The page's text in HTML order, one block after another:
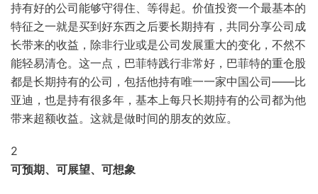
持有好的公司能够守得住、等得起。价值投资一个最基本的
特征之一就是买到好东西之后要长期持有，共同分享公司成
长带来的收益，除非行业或是公司发展重大的变化，不然不
能轻易清仓。这一点，巴菲特践行非常好，巴菲特的重仓股
都是长期持有的公司，包括他持有唯一一家中国公司——比
亚迪，也是持有很多年，基本上每只长期持有的公司都为他
带来超额收益。这就是做时间的朋友的效应。
2
可预期、可展望、可想象